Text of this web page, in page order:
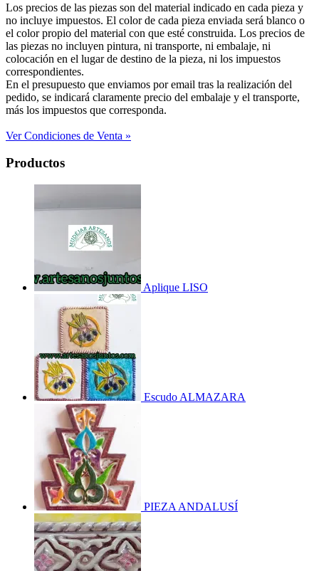
Los precios de las piezas son del material indicado en cada pieza y
no incluye impuestos. El color de cada pieza enviada será blanco o
el color propio del material con que esté construida. Los precios de
las piezas no incluyen pintura, ni transporte, ni embalaje, ni
colocación en el lugar de destino de la pieza, ni los impuestos
correspondientes.
En el presupuesto que enviamos por email tras la realización del
pedido, se indicará claramente precio del embalaje y el transporte,
más los impuestos que corresponda.
Ver Condiciones de Venta »
Productos
Aplique LISO
Escudo ALMAZARA
PIEZA ANDALUSÍ